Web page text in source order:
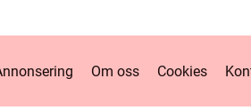
Om oss Cookies